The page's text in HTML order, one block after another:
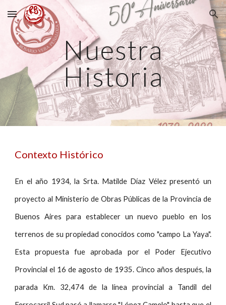
Skip to main content Skip to navigation
Nuestra
Historia
Contexto Histórico
En el año 1934, la Srta. Matilde Díaz Vélez presentó un
proyecto al Ministerio de Obras Públicas de la Provincia de
Buenos Aires para establecer un nuevo pueblo en los
terrenos de su propiedad conocidos como "campo La Yaya".
Esta propuesta fue aprobada por el Poder Ejecutivo
Provincial el 16 de agosto de 1935. Cinco años después, la
parada Km. 32,474 de la línea provincial a Tandil del